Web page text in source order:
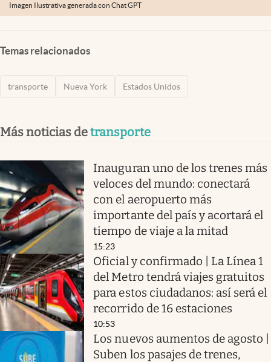
Imagen Ilustrativa generada con Chat GPT
Temas relacionados
transporte Nueva York Estados Unidos
Más noticias detransporte
Inauguran uno de los trenes más
veloces del mundo: conectará
con el aeropuerto más
importante del país y acortará el
tiempo de viaje a la mitad
15:23
Oficial y confirmado | La Línea 1
del Metro tendrá viajes gratuitos
para estos ciudadanos: así será el
recorrido de 16 estaciones
10:53
Los nuevos aumentos de agosto |
Suben los pasajes de trenes,